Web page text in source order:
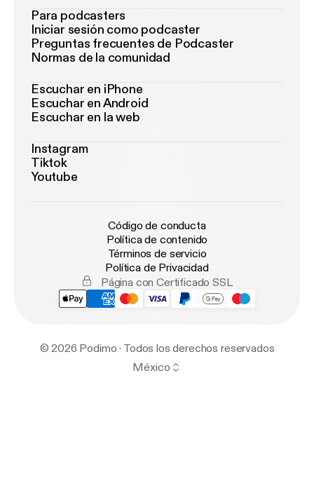
Para podcasters
Iniciar sesión como podcaster
Preguntas frecuentes de Podcaster
Normas de la comunidad
Escuchar en iPhone
Escuchar en Android
Escuchar en la web
Instagram
Tiktok
Youtube
Código de conducta
Política de contenido
Términos de servicio
Política de Privacidad
Página con Certificado SSL
© 2026 Podimo · Todos los derechos reservados
México